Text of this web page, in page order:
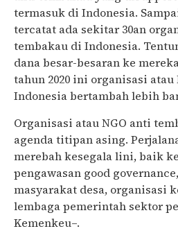
termasuk di Indonesia.
tercatat ada sekitar 30an
tembakau di Indonesia.
dana besar-besaran ke
tahun 2020 ini organisasi
Indonesia bertambah lebih
Organisasi atau NGO anti
agenda titipan asing.
merebah kesegala lini, baik
pengawasan good
masyarakat desa, organisasi
lembaga pemerintah sektor
Kemenkeu–.